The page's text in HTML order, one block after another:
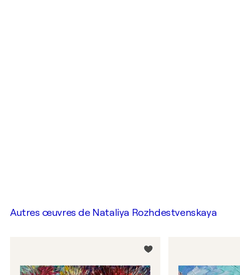
Autres œuvres de Nataliya Rozhdestvenskaya